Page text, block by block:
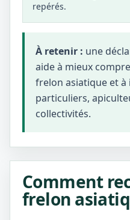
repérés.
À retenir : une
aide à mieux
frelon asiatique et
particuliers,
collectivités.
Comment
frelon